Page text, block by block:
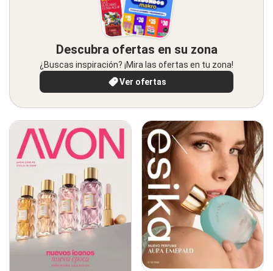
Descubra ofertas en su zona
¿Buscas inspiración? ¡Mira las ofertas en tu zona!
Ver ofertas